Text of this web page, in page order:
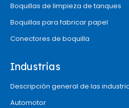
Boquillas de limpieza de tanques
Boquillas para fabricar papel
Conectores de boquilla
Industrias
Descripción general de las
Automotor